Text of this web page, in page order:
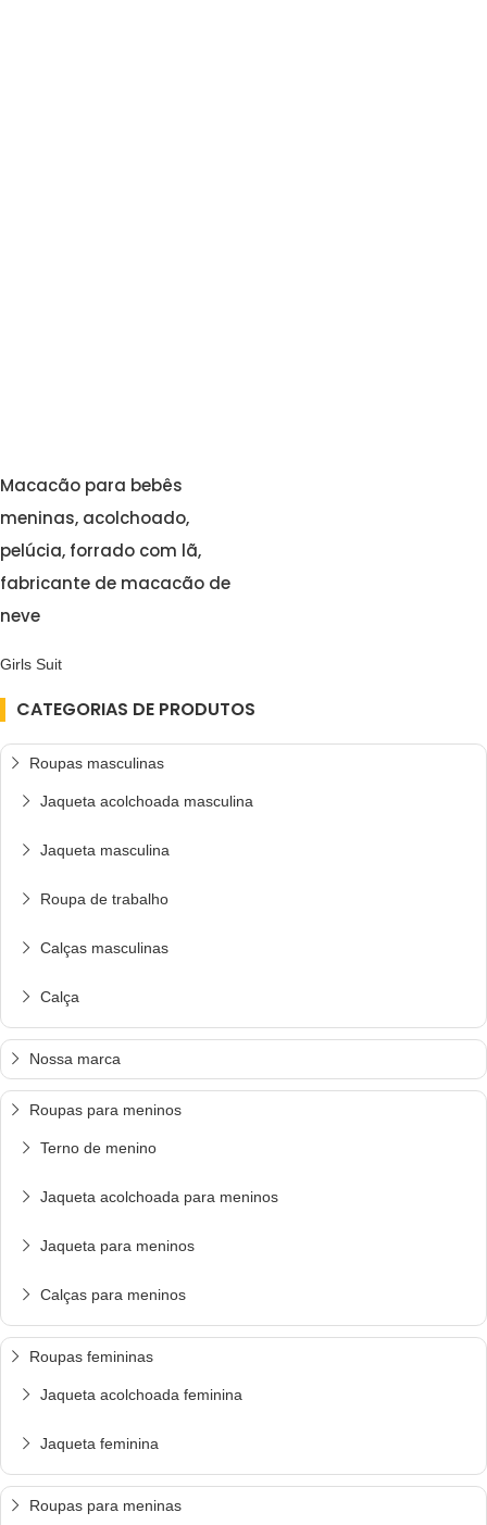
CATEGORIAS DE PRODUTOS
Roupas masculinas
Jaqueta acolchoada masculina
Jaqueta masculina
Roupa de trabalho
Calças masculinas
Calça
Nossa marca
Roupas para meninos
Terno de menino
Jaqueta acolchoada para meninos
Jaqueta para meninos
Calças para meninos
Roupas femininas
Jaqueta acolchoada feminina
Jaqueta feminina
Roupas para meninas
Macacão para bebês
meninas, acolchoado,
pelúcia, forrado com lã,
fabricante de macacão de
neve
Girls Suit